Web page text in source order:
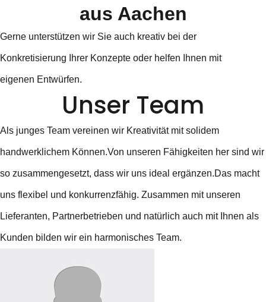
aus Aachen
Gerne unterstützen wir Sie auch kreativ bei der
Konkretisierung Ihrer Konzepte oder helfen Ihnen mit
eigenen Entwürfen.
Unser Team
Als junges Team vereinen wir Kreativität mit solidem
handwerklichem Können.Von unseren Fähigkeiten her sind wir
so zusammengesetzt, dass wir uns ideal ergänzen.Das macht
uns flexibel und konkurrenzfähig. Zusammen mit unseren
Lieferanten, Partnerbetrieben und natürlich auch mit Ihnen als
Kunden bilden wir ein harmonisches Team.